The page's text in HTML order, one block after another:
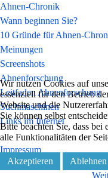
Ahnen-Chronik
Wann beginnen Sie?
10 Gründe für Ahnen-
Meinungen
Screenshots
Ahnenforschung
Leitfaden Ahnenforschung
Suchmaschinen
Links im Internet
Impressum
DSGVO
Wir nutzen Cookies auf
essenziell für den Betrieb
Website und die
Sie können selbst
Bitte beachten Sie, dass
alle Funktionalitäten der
Akzeptieren
Ablehnen